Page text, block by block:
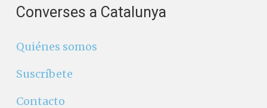
Converses a Catalunya
Quiénes somos
Suscríbete
Contacto